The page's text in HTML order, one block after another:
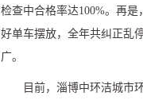
检查中合格率达100%。再是
好单车摆放，全年共纠正乱
广。
目前，淄博中环洁城市